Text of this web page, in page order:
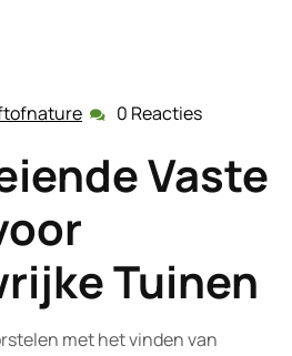
thegiftofnature
0 Reacties
Vaste
Tuinen
met het vinden van